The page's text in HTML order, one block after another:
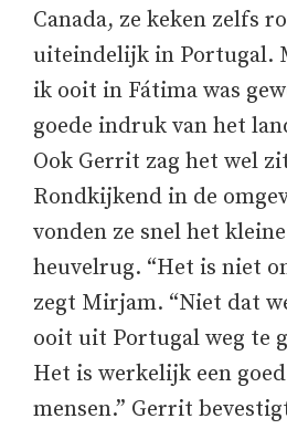
Canada, ze keken zelfs
uiteindelijk in Portugal.
ik ooit in Fátima was
goede indruk van het
Ook Gerrit zag het wel
Rondkijkend in de
vonden ze snel het
heuvelrug. “Het is niet
zegt Mirjam. “Niet dat
ooit uit Portugal weg te
Het is werkelijk een
mensen.” Gerrit